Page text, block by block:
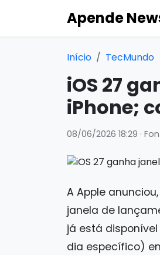
Apende
Início TecMundo
iOS 27
iPhone;
08/06/2026 18:29 ·
A Apple
janela de
já está
dia específico)